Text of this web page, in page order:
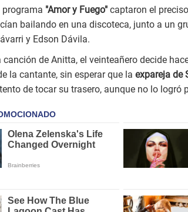
programa "Amor y Fuego" captaron el
bailando en una discoteca, junto a un
y Edson Dávila.
canción de Anitta, el veinteañero decide
la cantante, sin esperar que la expareja de
de tocar su trasero, aunque no lo logró